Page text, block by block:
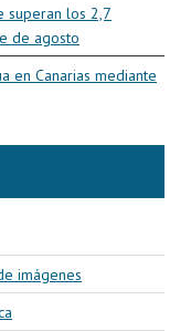
superan los 2,7
de agosto
en Canarias mediante
imágenes